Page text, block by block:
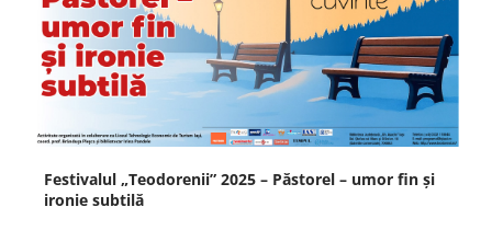
Festivalul „Teodorenii” 2025 – Păstorel – umor fin și
ironie subtilă